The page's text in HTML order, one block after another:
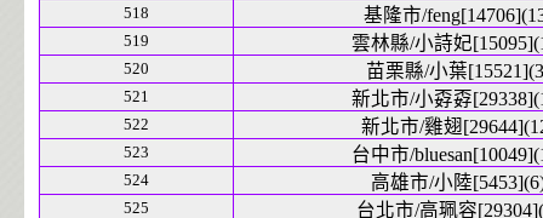
518 基隆市/
519 雲林縣/小詩妃
520 苗栗縣/小葉
521 新北市/小孬孬
522 新北市/雞翅
523 台中市/
524 高雄市/小陸
525 台北市/高珮容